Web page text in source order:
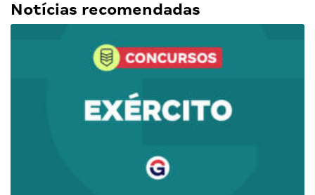
Notícias recomendadas